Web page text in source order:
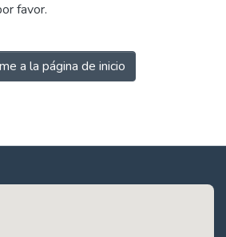
favor.
a la página de inicio